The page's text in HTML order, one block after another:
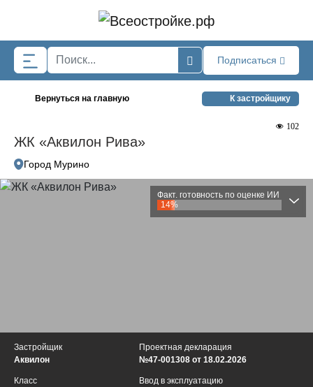
Подписаться
Вернуться на главную К застройщику
ЖК «Аквилон Рива»
102
Город Мурино
Факт. готовность по оценке ИИ
14%
Застройщик
Аквилон
Проектная декларация
№47-001308 от 18.02.2026
Ввод в эксплуатацию
Класс